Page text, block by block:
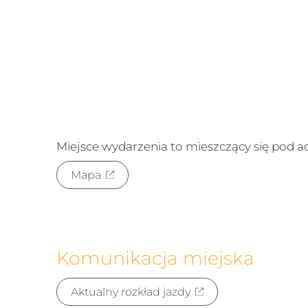
Miejsce wydarzenia to mieszczący się pod
Mapa
Komunikacja miejska
Aktualny rozkład jazdy